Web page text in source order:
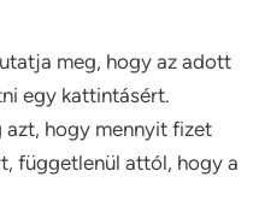
meg, hogy az adott
egy kattintásért.
azt, hogy mennyit fizet
függetlenül attól, hogy a